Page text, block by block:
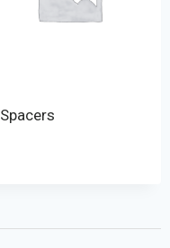
Spacers